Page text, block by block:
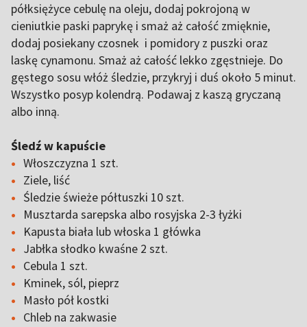
półksiężyce cebulę na oleju, dodaj pokrojoną w
cieniutkie paski paprykę i smaż aż całość zmięknie,
dodaj posiekany czosnek i pomidory z puszki oraz
laskę cynamonu. Smaż aż całość lekko zgęstnieje. Do
gęstego sosu włóż śledzie, przykryj i duś około 5 minut.
Wszystko posyp kolendrą. Podawaj z kaszą gryczaną
albo inną.
Śledź w kapuście
Włoszczyzna 1 szt.
Ziele, liść
Śledzie świeże półtuszki 10 szt.
Musztarda sarepska albo rosyjska 2-3 łyżki
Kapusta biała lub włoska 1 główka
Jabłka słodko kwaśne 2 szt.
Cebula 1 szt.
Kminek, sól, pieprz
Masło pół kostki
Chleb na zakwasie